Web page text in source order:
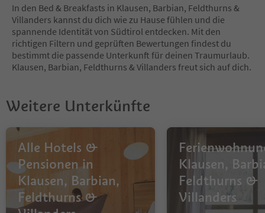
In den Bed & Breakfasts in Klausen, Barbian, Feldthurns &
Villanders kannst du dich wie zu Hause fühlen und die
spannende Identität von Südtirol entdecken. Mit den
richtigen Filtern und geprüften Bewertungen findest du
bestimmt die passende Unterkunft für deinen Traumurlaub.
Klausen, Barbian, Feldthurns & Villanders freut sich auf dich.
Weitere Unterkünfte
Alle Hotels &
Pensionen in
Klausen, Barbian,
Feldthurns &
Klausen,
Feldthurns &
Villanders